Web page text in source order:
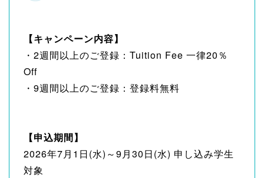
【キャンペーン内容】
・2週間以上のご登録：Tuition Fee 一律20％
Off
・9週間以上のご登録：登録料無料
【申込期間】
2026年7月1日(水)～9月30日(水) 申し込み学生
対象